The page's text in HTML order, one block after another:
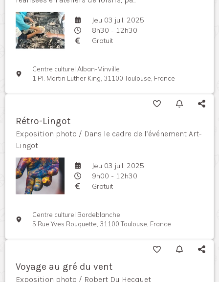
Jeu 03 juil. 2025
8h30 - 12h30
Gratuit
Centre culturel Alban-Minville
1 Pl. Martin Luther King, 31100 Toulouse, France
Rétro-Lingot
Exposition photo / Dans le cadre de l’événement Art-
Lingot
Jeu 03 juil. 2025
9h00 - 12h30
Gratuit
Centre culturel Bordeblanche
5 Rue Yves Rouquette, 31100 Toulouse, France
Voyage au gré du vent
Exposition photo / Robert Du Hecquet